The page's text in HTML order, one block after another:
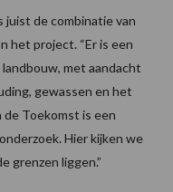
de combinatie van
het project. “Er is een
met aandacht
gewassen en het
Toekomst is een
Hier kijken we
grenzen liggen.”